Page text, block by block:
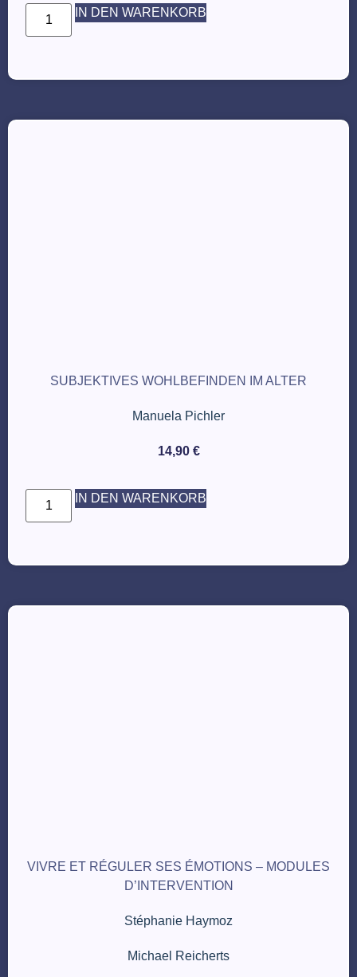
IN DEN WARENKORB
SUBJEKTIVES WOHLBEFINDEN IM ALTER
Manuela Pichler
14,90 €
IN DEN WARENKORB
VIVRE ET RÉGULER SES ÉMOTIONS – MODULES
D’INTERVENTION
Stéphanie Haymoz
Michael Reicherts